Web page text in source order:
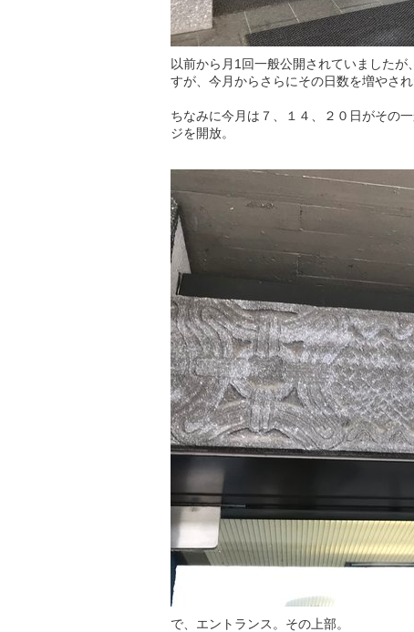
以前から月1回一般公開されていました
すが、今月からさらにその日数を増やさ
ちなみに今月は７、１４、２０日がその
ジを開放。
で、エントランス。その上部。